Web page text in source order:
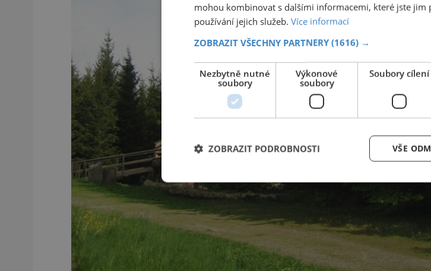
mohou kombinovat s dalšími informacemi, které jste
používání jejich služeb. Více informací
ZOBRAZIT VŠECHNY PARTNERY (1616) →
Nezbytně nutné
soubory
Výkonové
soubory
Soubory cílení
VŠE
ZOBRAZIT PODROBNOSTI